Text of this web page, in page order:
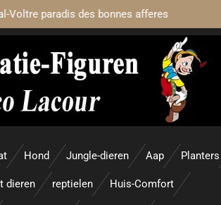
Voltre paradis des bonnes afferes
Hond Jungle-dieren Aap Planters
dieren reptielen Huis-Comfort